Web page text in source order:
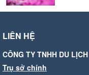
LIÊN HỆ
CÔNG TY TNHH DU
Trụ sở chính